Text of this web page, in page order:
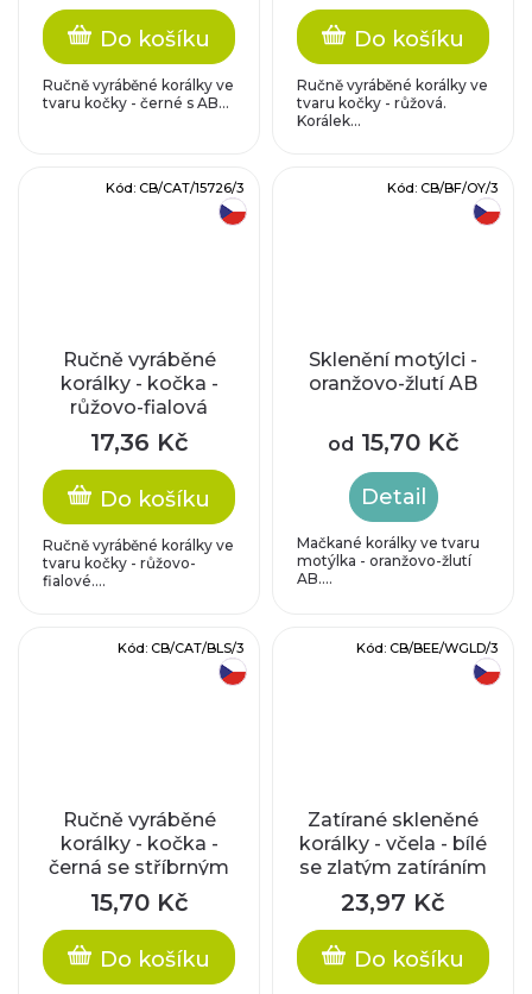
Do košíku
Ručně vyráběné korálky ve
tvaru kočky - černé s AB...
Do košíku
Ručně vyráběné korálky ve
tvaru kočky - růžová.
Korálek...
Ručně vyráběné
korálky - kočka -
růžovo-fialová
17,36 Kč
Do košíku
Ručně vyráběné korálky ve
tvaru kočky - růžovo-
fialové....
Kód: CB/CAT/15726/3
Sklenění motýlci -
oranžovo-žlutí AB
od 15,70 Kč
Detail
Mačkané korálky ve tvaru
motýlka - oranžovo-žlutí
AB....
Kód: CB/BF/OY/3
Ručně vyráběné
korálky - kočka -
černá se stříbrným
zatíráním
15,70 Kč
Do košíku
Kód: CB/CAT/BLS/3
Zatírané skleněné
korálky - včela - bílé
se zlatým zatíráním
23,97 Kč
Do košíku
Kód: CB/BEE/WGLD/3